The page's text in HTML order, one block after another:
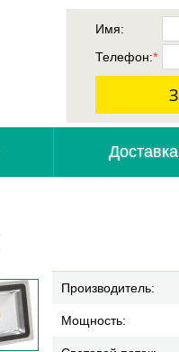
Имя:
Телефон:*
Доставка
Производитель:
Мощность: